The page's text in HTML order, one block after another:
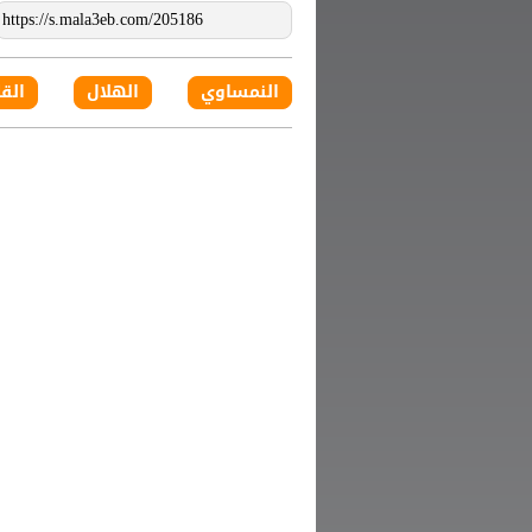
النمساوي الهلال